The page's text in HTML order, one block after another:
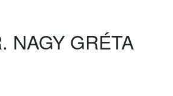
NAGY GRÉTA